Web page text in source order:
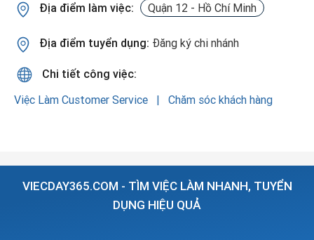
Địa điểm làm việc: Quận 12 - Hồ Chí Minh
Địa điểm tuyển dụng: Đăng ký chi nhánh
Chi tiết công việc:
Việc Làm Customer Service
Chăm sóc khách hàng
VIECDAY365.COM - TÌM VIỆC LÀM NHANH, TUYỂN
DỤNG HIỆU QUẢ